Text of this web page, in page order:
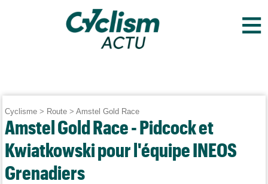
≡
Cyclisme > Route >Amstel Gold Race
Amstel Gold Race - Pidcock et
Kwiatkowski pour l'équipe INEOS
Grenadiers